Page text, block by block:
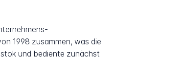
1998 zusammen, was die
und bediente zunächst